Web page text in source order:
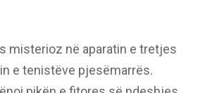
misterioz në aparatin e tretjes
e tenistëve pjesëmarrës.